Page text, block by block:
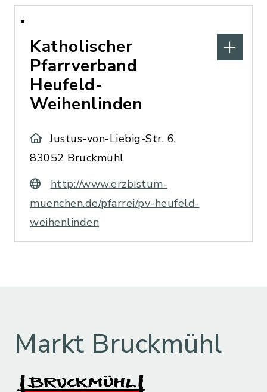
Katholischer
Pfarrverband
Heufeld-
Weihenlinden
Justus-von-Liebig-Str. 6,
83052 Bruckmühl
http://www.erzbistum-
muenchen.de/pfarrei/pv-heufeld-
weihenlinden
Markt Bruckmühl